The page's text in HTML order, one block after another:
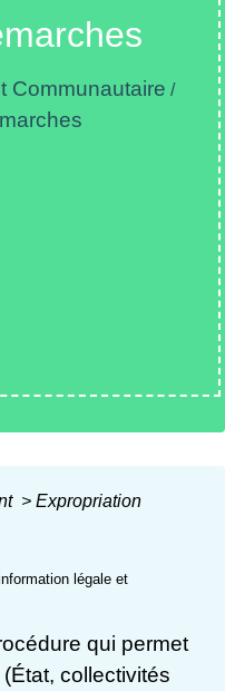
Communautaire /
> Expropriation
légale et
qui permet
collectivités